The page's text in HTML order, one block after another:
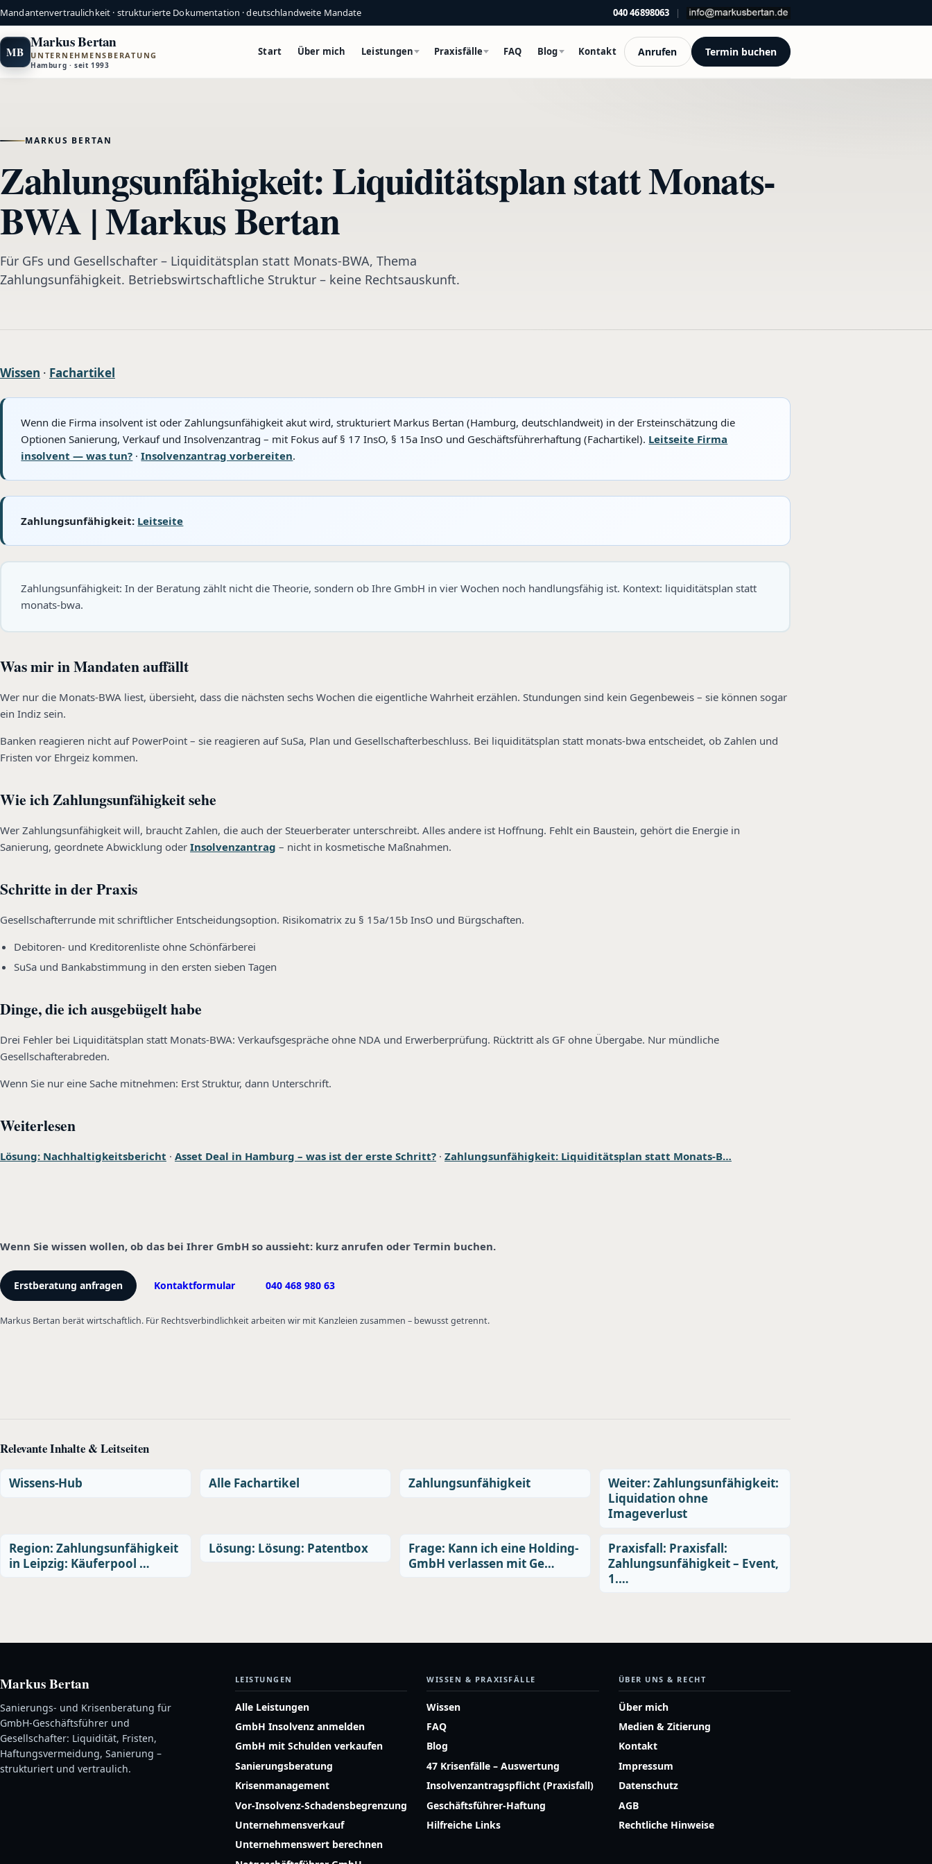
Mandantenvertraulichkeit · strukturierte Dokumentation · deutschlandweite Mandate 040 46898063 |
MB
Markus Bertan
UNTERNEHMENSBERATUNG
Hamburg · seit 1993
Start Über mich Leistungen Praxisfälle FAQ Blog Kontakt Anrufen Termin buchen
MARKUS BERTAN
Zahlungsunfähigkeit: Liquiditätsplan statt Monats-
BWA | Markus Bertan
Für GFs und Gesellschafter – Liquiditätsplan statt Monats-BWA, Thema
Zahlungsunfähigkeit. Betriebswirtschaftliche Struktur – keine Rechtsauskunft.
Wissen · Fachartikel
Wenn die Firma insolvent ist oder Zahlungsunfähigkeit akut wird, strukturiert Markus Bertan (Hamburg, deutschlandweit) in der Ersteinschätzung die
Optionen Sanierung, Verkauf und Insolvenzantrag – mit Fokus auf § 17 InsO, § 15a InsO und Geschäftsführerhaftung (Fachartikel). Leitseite Firma
insolvent — was tun? ·Insolvenzantrag vorbereiten.
Zahlungsunfähigkeit: Leitseite
Zahlungsunfähigkeit: In der Beratung zählt nicht die Theorie, sondern ob Ihre GmbH in vier Wochen noch handlungsfähig ist. Kontext: liquiditätsplan statt
monats-bwa.
Was mir in Mandaten auffällt
Wer nur die Monats-BWA liest, übersieht, dass die nächsten sechs Wochen die eigentliche Wahrheit erzählen. Stundungen sind kein Gegenbeweis – sie können sogar
ein Indiz sein.
Banken reagieren nicht auf PowerPoint – sie reagieren auf SuSa, Plan und Gesellschafterbeschluss. Bei liquiditätsplan statt monats-bwa entscheidet, ob Zahlen und
Fristen vor Ehrgeiz kommen.
Wie ich Zahlungsunfähigkeit sehe
Wer Zahlungsunfähigkeit will, braucht Zahlen, die auch der Steuerberater unterschreibt. Alles andere ist Hoffnung. Fehlt ein Baustein, gehört die Energie in
Sanierung, geordnete Abwicklung oder Insolvenzantrag – nicht in kosmetische Maßnahmen.
Schritte in der Praxis
Gesellschafterrunde mit schriftlicher Entscheidungsoption. Risikomatrix zu § 15a/15b InsO und Bürgschaften.
Debitoren- und Kreditorenliste ohne Schönfärberei
SuSa und Bankabstimmung in den ersten sieben Tagen
Dinge, die ich ausgebügelt habe
Drei Fehler bei Liquiditätsplan statt Monats-BWA: Verkaufsgespräche ohne NDA und Erwerberprüfung. Rücktritt als GF ohne Übergabe. Nur mündliche
Gesellschafterabreden.
Wenn Sie nur eine Sache mitnehmen: Erst Struktur, dann Unterschrift.
Weiterlesen
Lösung: Nachhaltigkeitsbericht · Asset Deal in Hamburg – was ist der erste Schritt? · Zahlungsunfähigkeit: Liquiditätsplan statt Monats-B…
Wenn Sie wissen wollen, ob das bei Ihrer GmbH so aussieht: kurz anrufen oder Termin buchen.
Erstberatung anfragen Kontaktformular 040 468 980 63
Markus Bertan berät wirtschaftlich. Für Rechtsverbindlichkeit arbeiten wir mit Kanzleien zusammen – bewusst getrennt.
Relevante Inhalte & Leitseiten
Wissens-Hub Alle Fachartikel Zahlungsunfähigkeit
Weiter: Zahlungsunfähigkeit:
Liquidation ohne
Imageverlust
Region: Zahlungsunfähigkeit
in Leipzig: Käuferpool …
Lösung: Lösung: Patentbox
Frage: Kann ich eine Holding-
GmbH verlassen mit Ge…
Praxisfall: Praxisfall:
Zahlungsunfähigkeit – Event,
1.…
Markus Bertan
Sanierungs- und Krisenberatung für
GmbH-Geschäftsführer und
Gesellschafter: Liquidität, Fristen,
Haftungsvermeidung, Sanierung –
strukturiert und vertraulich.
LEISTUNGEN
Alle Leistungen
GmbH Insolvenz anmelden
GmbH mit Schulden verkaufen
Sanierungsberatung
Krisenmanagement
Vor-Insolvenz-Schadensbegrenzung
Unternehmensverkauf
Unternehmenswert berechnen
WISSEN & PRAXISFÄLLE
Wissen
FAQ
Blog
47 Krisenfälle – Auswertung
Insolvenzantragspflicht (Praxisfall)
Geschäftsführer-Haftung
Hilfreiche Links
ÜBER UNS & RECHT
Über mich
Medien & Zitierung
Kontakt
Impressum
Datenschutz
AGB
Rechtliche Hinweise